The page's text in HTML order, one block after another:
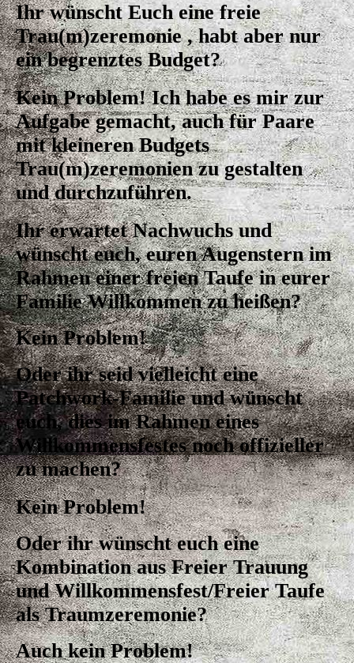
Ihr wünscht Euch eine freie
Trau(m)zeremonie , habt aber nur
ein begrenztes Budget?
Kein Problem! Ich habe es mir zur
Aufgabe gemacht, auch für Paare
mit kleineren Budgets
Trau(m)zeremonien zu gestalten
und durchzuführen.
Ihr erwartet Nachwuchs und
wünscht euch, euren Augenstern im
Rahmen einer freien Taufe in eurer
Familie Willkommen zu heißen?
Kein Problem!
Oder ihr seid vielleicht eine
Patchwork-Familie und wünscht
euch, dies im Rahmen eines
Willkommensfestes noch offizieller
zu machen?
Kein Problem!
Oder ihr wünscht euch eine
Kombination aus Freier Trauung
und Willkommensfest/Freier Taufe
als Traumzeremonie?
Auch kein Problem!